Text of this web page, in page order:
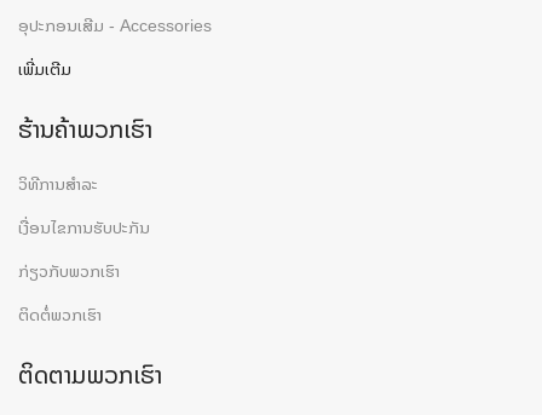
ອຸປະກອນເສີມ - Accessories
ເພີ່ມເຕີມ
ຮ້ານຄ້າພວກເຮົາ
ວິທີການສຳລະ
ເງື່ອນໄຂການຮັບປະກັນ
ກ່ຽວກັບພວກເຮົາ
ຕິດຕໍ່ພວກເຮົາ
ຕິດຕາມພວກເຮົາ